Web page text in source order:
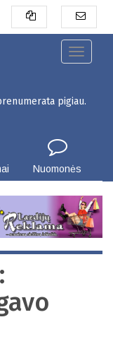
Toggle
pigiau. Seinų g.
Nuomonės